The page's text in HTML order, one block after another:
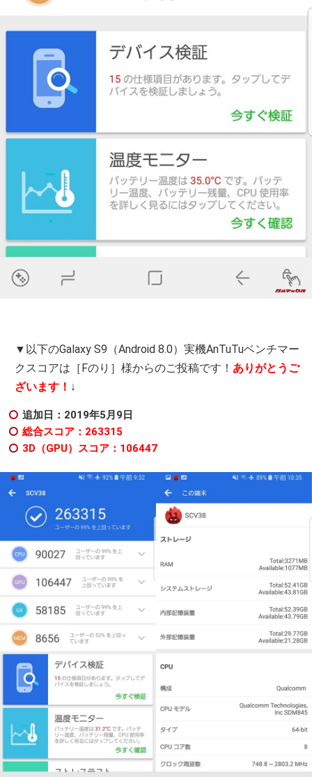
▼以下のGalaxy S9（Android 8.0）実機AnTuTuベンチマー
クスコアは［Fのり］様からのご投稿です！ ありがとうご
ざいます！ ↓
追加日：2019年5月9日
総合スコア：263315
3D（GPU）スコア：106447